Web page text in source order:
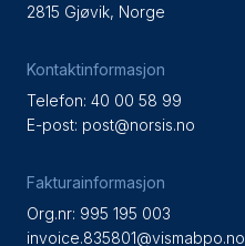
2815 Gjøvik, Norge
Kontaktinformasjon
Telefon: 40 00 58 99
E-post: post@norsis.no
Fakturainformasjon
Org.nr: 995 195 003
invoice.835801@vismabpo.no